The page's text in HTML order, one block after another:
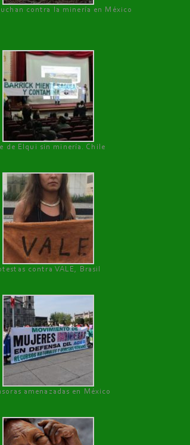
contra la minería en México
de Elqui sin minería. Chile
contra VALE, Brasil
amenazadas en México